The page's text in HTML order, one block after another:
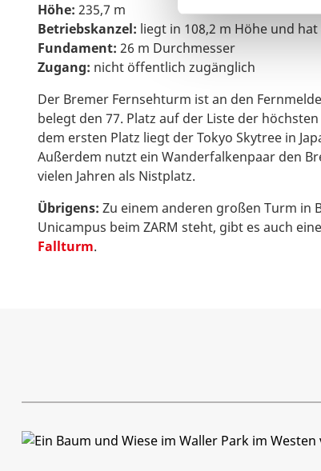
Höhe: 235,7 m
Betriebskanzel: liegt in 108,2 m Höhe und
Fundament: 26 m Durchmesser
Zugang: nicht öffentlich zugänglich
Der Bremer Fernsehturm ist an den
belegt den 77. Platz auf der Liste der
dem ersten Platz liegt der Tokyo Skytree in
Außerdem nutzt ein Wanderfalkenpaar den
vielen Jahren als Nistplatz.
Übrigens: Zu einem anderen großen Turm in
Unicampus beim ZARM steht, gibt es auch
Fallturm.